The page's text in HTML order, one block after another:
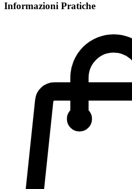
Informazioni Pratiche